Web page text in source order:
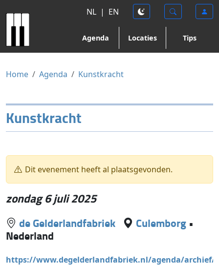
NL | EN
Agenda Locaties Tips
Home Agenda Kunstkracht
Kunstkracht
Dit evenement heeft al plaatsgevonden.
zondag 6 juli 2025
de Gelderlandfabriek Culemborg •
Nederland
https://www.degelderlandfabriek.nl/agenda/